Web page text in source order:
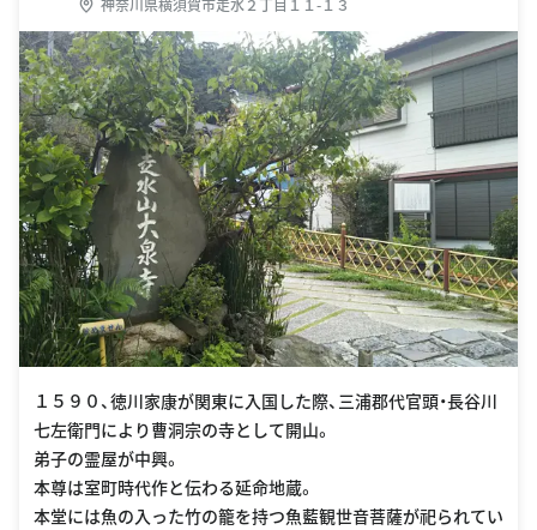
神奈川県横須賀市走水２丁目１１-１３
１５９０、徳川家康が関東に入国した際、三浦郡代官頭・長谷川
七左衛門により曹洞宗の寺として開山。
弟子の霊屋が中興。
本尊は室町時代作と伝わる延命地蔵。
本堂には魚の入った竹の籠を持つ魚藍観世音菩薩が祀られてい